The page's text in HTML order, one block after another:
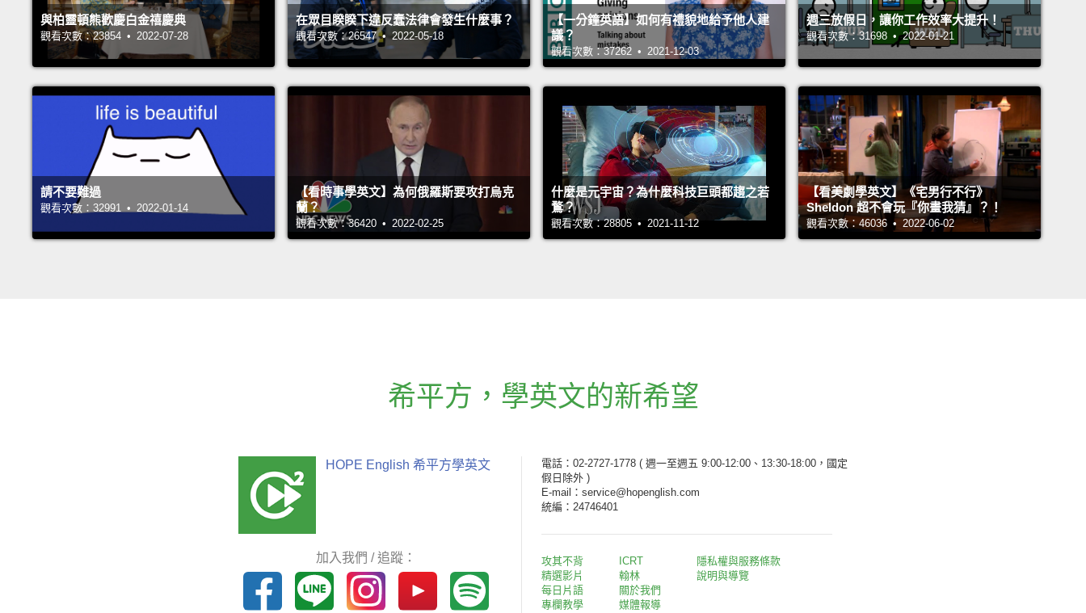
與柏靈頓熊歡慶白金禧慶典
觀看次數：23854 • 2022-07-28
在眾目睽睽下違反蠢法律會發生什麼事？
觀看次數：26547 • 2022-05-18
【一分鐘英語】如何有禮貌地給予他人建
議？
觀看次數：37262 • 2021-12-03
週三放假日，讓你工作效率大提升！
觀看次數：31698 • 2022-01-21
請不要難過
觀看次數：32991 • 2022-01-14
【看時事學英文】為何俄羅斯要攻打烏克
蘭？
觀看次數：36420 • 2022-02-25
什麼是元宇宙？為什麼科技巨頭都趨之若
鶩？
觀看次數：28805 • 2021-11-12
【看美劇學英文】《宅男行不行》
Sheldon 超不會玩『你畫我猜』？！
觀看次數：46036 • 2022-06-02
希平方 ， 學英文的新希望
HOPE English 希平方學英文
加入我們 / 追蹤：
電話：02-2727-1778 ( 週一至週五 9:00-12:00、13:30-18:00，國定
假日除外 )
E-mail：service@hopenglish.com
統編：24746401
攻其不背
精選影片
每日片語
專欄教學
ICRT
翰林
關於我們
媒體報導
隱私權與服務條款
說明與導覽